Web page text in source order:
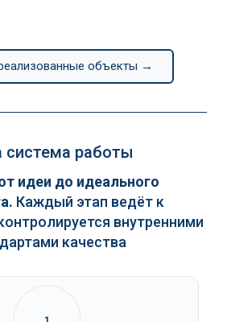
объекты →
работы
идеи до идеального
Каждый этап ведёт к
внутренними
качества